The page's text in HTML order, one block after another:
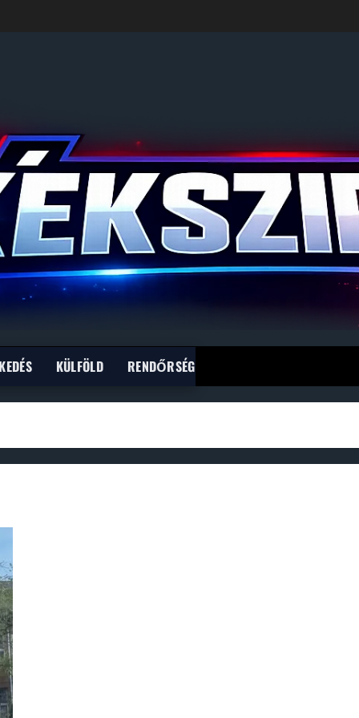
KÜLFÖLD RENDŐRSÉG